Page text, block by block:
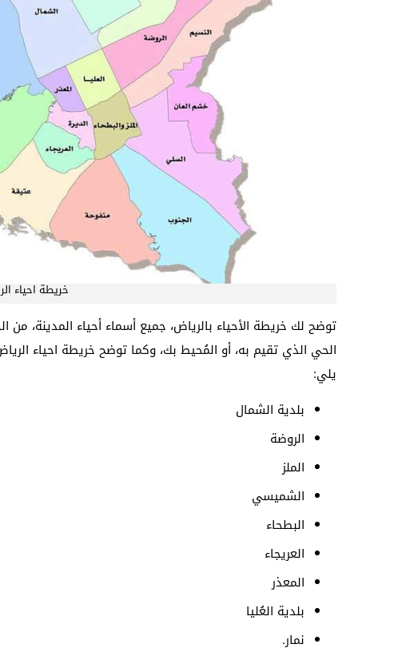
خريطة احياء
توضح لك خريطة الأحياء بالرياض، جميع أسماء أحياء المدينة،
يلي:
بلدية الشمال
الروضة
الملز
الشميسي
البطحاء
العريجاء
المعذر
بلدية العُليا
نمار.